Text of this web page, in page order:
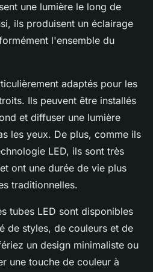
une lumière le long de
ils produisent un éclairage
l'ensemble du
adaptés pour les
Ils peuvent être installés
et diffuser une lumière
les yeux. De plus, comme ils
LED, ils sont très
ont une durée de vie plus
traditionnelles.
tubes LED sont disponibles
de styles, de couleurs et de
un design minimaliste ou
une touche de couleur à